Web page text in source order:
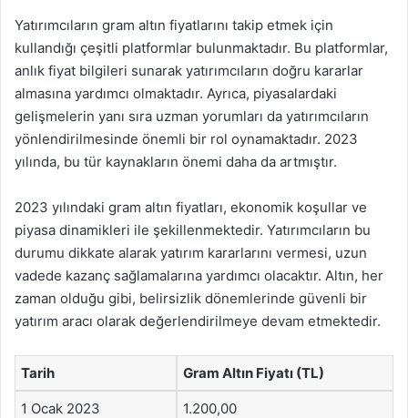
Yatırımcıların gram altın fiyatlarını takip etmek için
kullandığı çeşitli platformlar bulunmaktadır. Bu platformlar,
anlık fiyat bilgileri sunarak yatırımcıların doğru kararlar
almasına yardımcı olmaktadır. Ayrıca, piyasalardaki
gelişmelerin yanı sıra uzman yorumları da yatırımcıların
yönlendirilmesinde önemli bir rol oynamaktadır. 2023
yılında, bu tür kaynakların önemi daha da artmıştır.
2023 yılındaki gram altın fiyatları, ekonomik koşullar ve
piyasa dinamikleri ile şekillenmektedir. Yatırımcıların bu
durumu dikkate alarak yatırım kararlarını vermesi, uzun
vadede kazanç sağlamalarına yardımcı olacaktır. Altın, her
zaman olduğu gibi, belirsizlik dönemlerinde güvenli bir
yatırım aracı olarak değerlendirilmeye devam etmektedir.
Tarih Gram Altın Fiyatı (TL)
1 Ocak 2023 1.200,00